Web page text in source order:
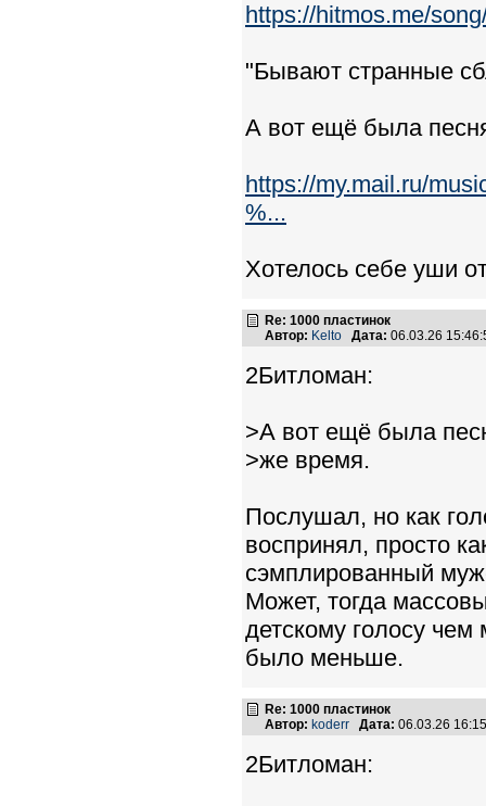
https://hitmos.me/
"Бывают странные
А вот ещё была
https://my.mail.ru/
%...
Хотелось себе уши
Re: 1000 пластинок
Автор: Kelto Дата: 06.03.26
2Битломан:
>А вот ещё была
>же время.
Послушал, но как
воспринял, просто
сэмплированный
Может, тогда
детскому голосу чем
было меньше.
Re: 1000 пластинок
Автор: koderr Дата: 06.03.26
2Битломан: